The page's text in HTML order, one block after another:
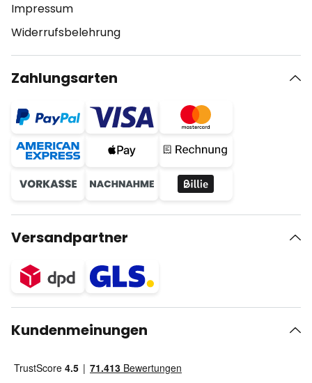
Impressum
Widerrufsbelehrung
Zahlungsarten
Versandpartner
Kundenmeinungen